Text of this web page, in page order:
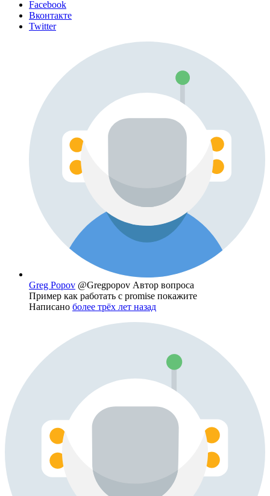
Facebook
Вконтакте
Twitter
Greg Popov @Gregpopov Автор вопроса
Пример как работать с promise покажите
Написано более трёх лет назад